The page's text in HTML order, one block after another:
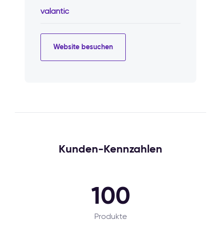
valantic
Website besuchen
Kunden-Kennzahlen
100
Produkte